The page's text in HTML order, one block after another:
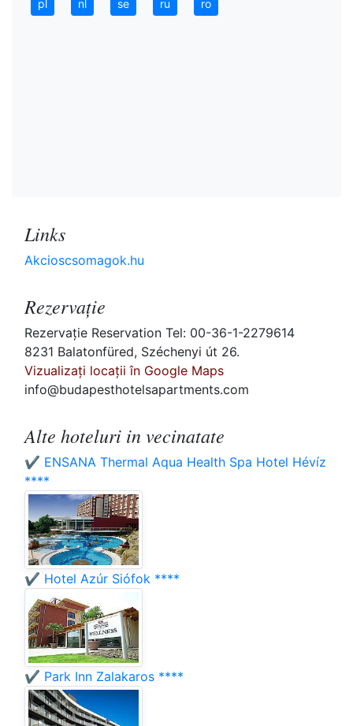
pl nl se ru ro
Links
Akcioscsomagok.hu
Rezervaţie
Rezervaţie Reservation Tel: 00-36-1-2279614
8231 Balatonfüred, Széchenyi út 26.
Vizualizați locații în Google Maps
info@budapesthotelsapartments.com
Alte hoteluri in vecinatate
✔️ ENSANA Thermal Aqua Health Spa Hotel Hévíz
****
✔️ Hotel Azúr Siófok ****
✔️ Park Inn Zalakaros ****